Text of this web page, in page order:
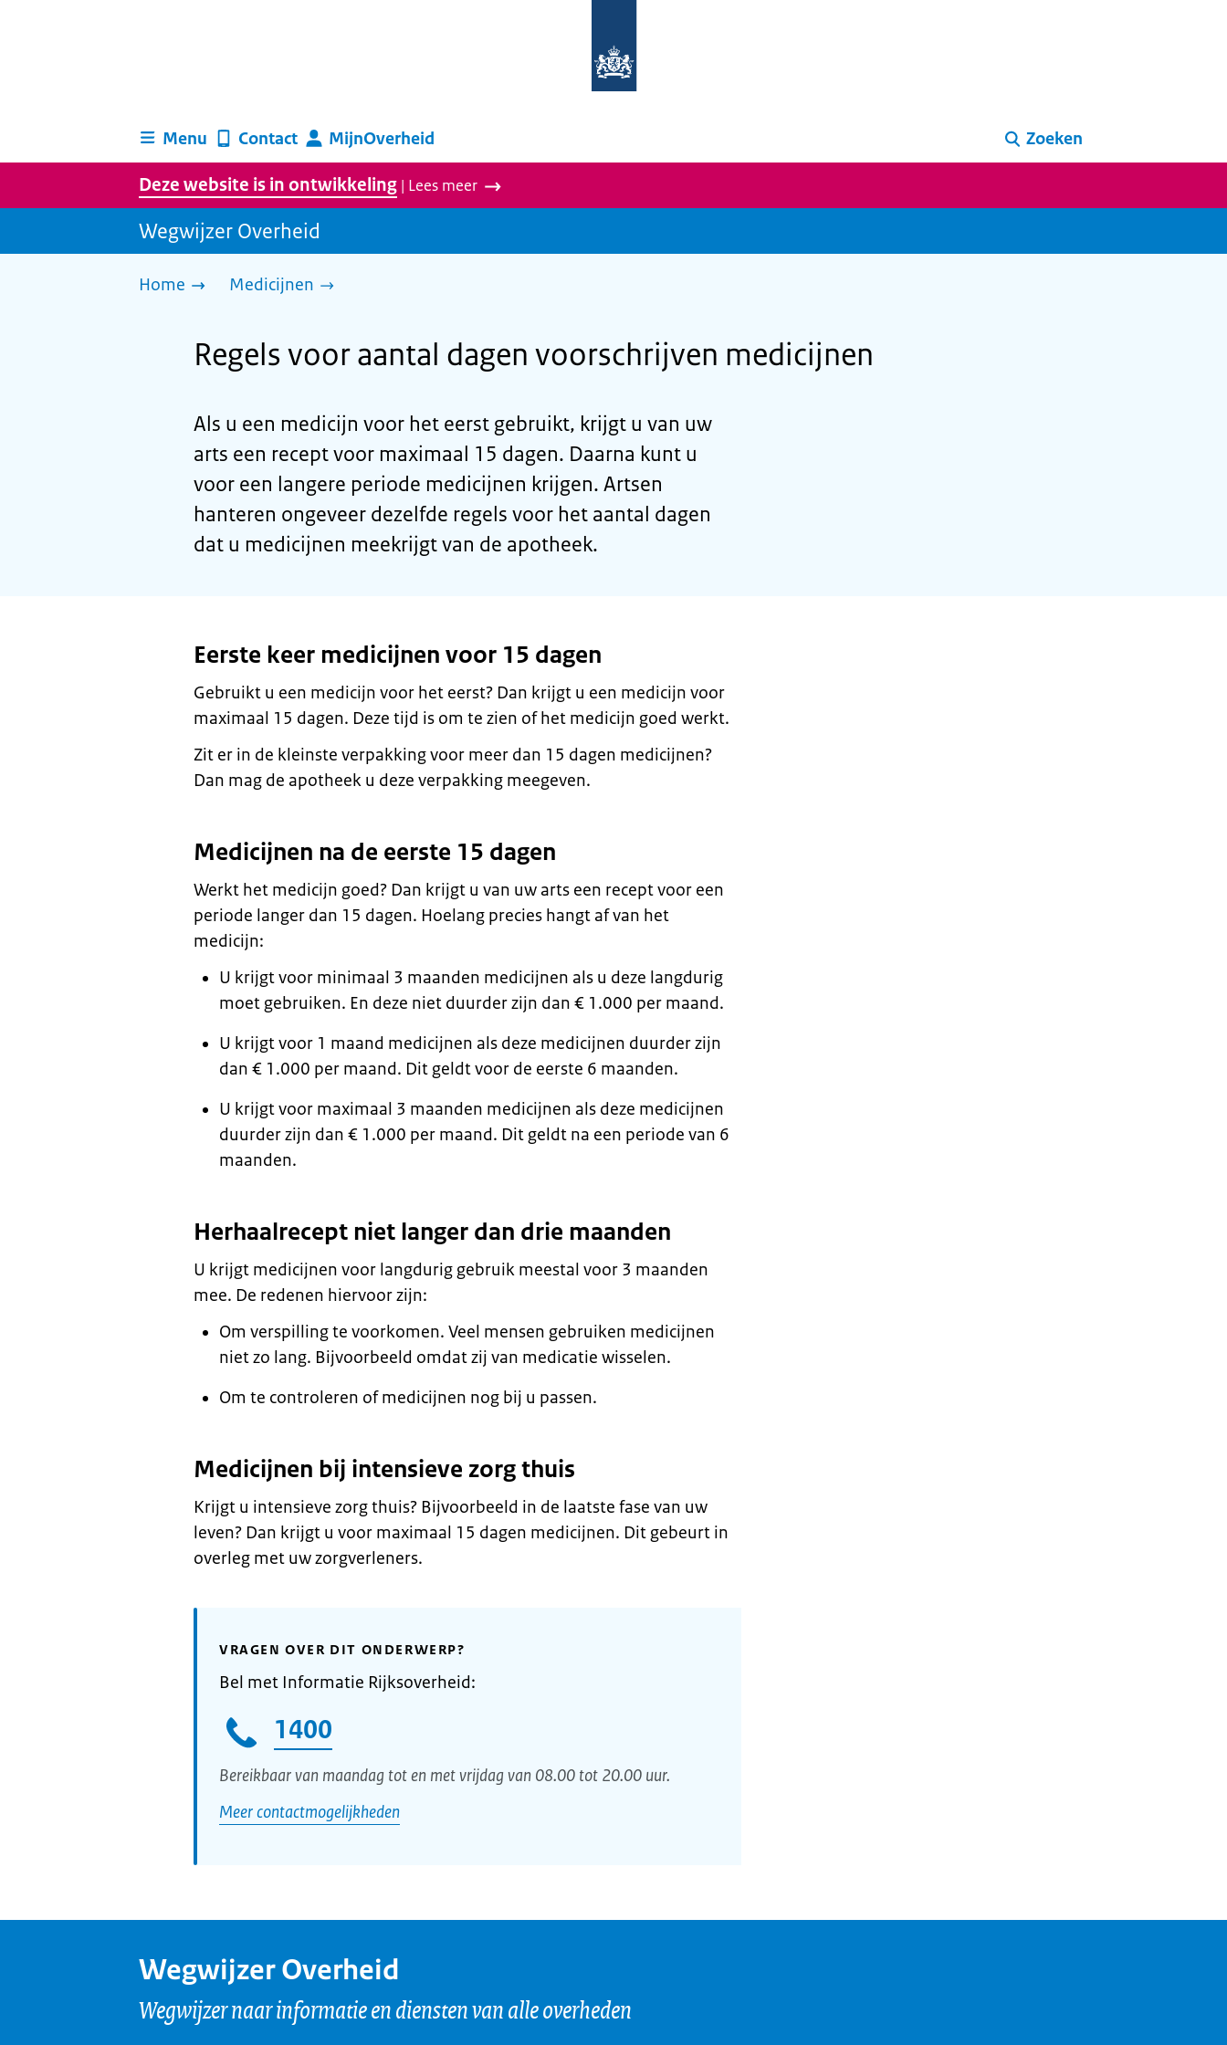
homepage
Menu
Contact MijnOverheid Zoeken
Deze website is in ontwikkeling | Lees meer
Wegwijzer Overheid
Home Medicijnen
Regels voor aantal dagen voorschrijven medicijnen
Als u een medicijn voor het eerst gebruikt, krijgt u van uw
arts een recept voor maximaal 15 dagen. Daarna kunt u
voor een langere periode medicijnen krijgen. Artsen
hanteren ongeveer dezelfde regels voor het aantal dagen
dat u medicijnen meekrijgt van de apotheek.
Eerste keer medicijnen voor 15 dagen
Gebruikt u een medicijn voor het eerst? Dan krijgt u een medicijn voor
maximaal 15 dagen. Deze tijd is om te zien of het medicijn goed werkt.
Zit er in de kleinste verpakking voor meer dan 15 dagen medicijnen?
Dan mag de apotheek u deze verpakking meegeven.
Medicijnen na de eerste 15 dagen
Werkt het medicijn goed? Dan krijgt u van uw arts een recept voor een
periode langer dan 15 dagen. Hoelang precies hangt af van het
medicijn:
U krijgt voor minimaal 3 maanden medicijnen als u deze langdurig
moet gebruiken. En deze niet duurder zijn dan € 1.000 per maand.
U krijgt voor 1 maand medicijnen als deze medicijnen duurder zijn
dan € 1.000 per maand. Dit geldt voor de eerste 6 maanden.
U krijgt voor maximaal 3 maanden medicijnen als deze medicijnen
duurder zijn dan € 1.000 per maand. Dit geldt na een periode van 6
maanden.
Herhaalrecept niet langer dan drie maanden
U krijgt medicijnen voor langdurig gebruik meestal voor 3 maanden
mee. De redenen hiervoor zijn:
Om verspilling te voorkomen. Veel mensen gebruiken medicijnen
niet zo lang. Bijvoorbeeld omdat zij van medicatie wisselen.
Om te controleren of medicijnen nog bij u passen.
Medicijnen bij intensieve zorg thuis
Krijgt u intensieve zorg thuis? Bijvoorbeeld in de laatste fase van uw
leven? Dan krijgt u voor maximaal 15 dagen medicijnen. Dit gebeurt in
overleg met uw zorgverleners.
VRAGEN OVER DIT ONDERWERP?
Bel met Informatie Rijksoverheid:
1400
Bereikbaar van maandag tot en met vrijdag van 08.00 tot 20.00 uur.
Meer contactmogelijkheden
Wegwijzer Overheid
Wegwijzer naar informatie en diensten van alle overheden